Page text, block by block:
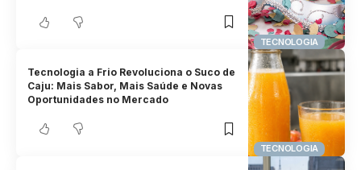
TECNOLOGIA
TECNOLOGIA
Tecnologia a Frio Revoluciona o Suco de
Caju: Mais Sabor, Mais Saúde e Novas
Oportunidades no Mercado